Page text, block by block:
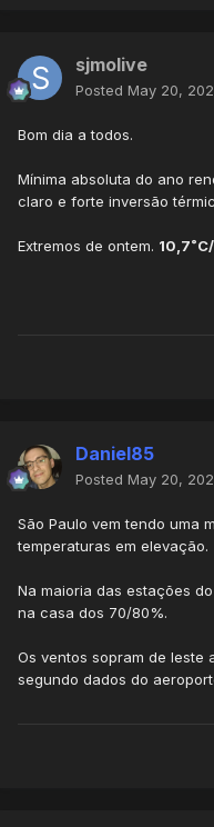
sjmolive
Posted May 20,
Bom dia a todos.
Mínima absoluta do ano
claro e forte inversão
Extremos de ontem.
Daniel85
Posted May 20,
São Paulo vem tendo uma
temperaturas em elevação.
Na maioria das estações
na casa dos 70/80%.
Os ventos sopram de leste
segundo dados do